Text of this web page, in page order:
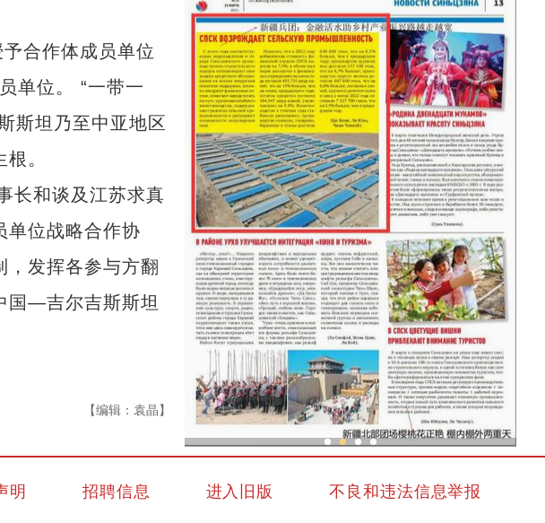
合作体成员单位
单位。 “一带一
斯坦乃至中亚地区
。
长和谈及江苏求真
单位战略合作协
，发挥各参与方翻
国—吉尔吉斯斯坦
【编辑：袁晶】
明 招聘信息 进入旧版 不良和违法信息举报